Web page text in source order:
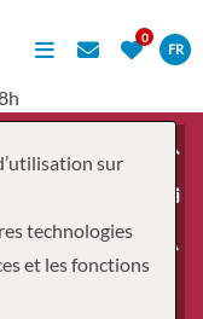
FR
sur
technologies
et les fonctions